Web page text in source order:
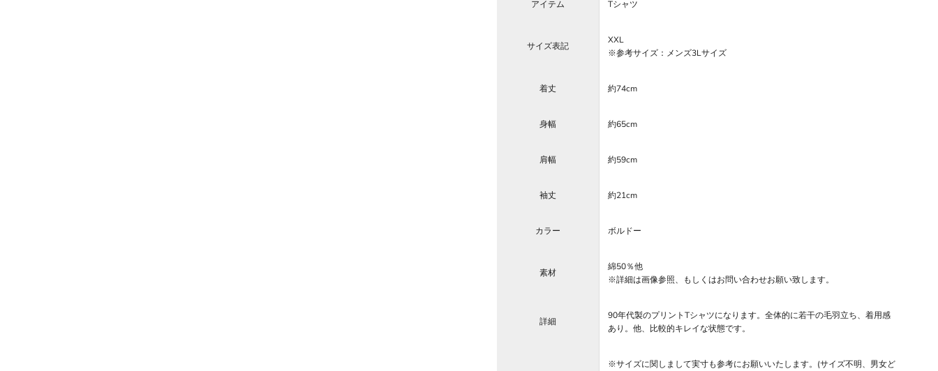
アイテム Tシャツ
サイズ表記
XXL
※参考サイズ：メンズ3Lサイズ
着丈 約74cm
身幅 約65cm
肩幅 約59cm
袖丈 約21cm
カラー ボルドー
素材
綿50％他
※詳細は画像参照、もしくはお問い合わせお願い致します。
詳細
90年代製のプリントTシャツになります。全体的に若干の毛羽立ち、着用感
あり。他、比較的キレイな状態です。
※サイズに関しまして実寸も参考にお願いいたします。(サイズ不明、男女ど